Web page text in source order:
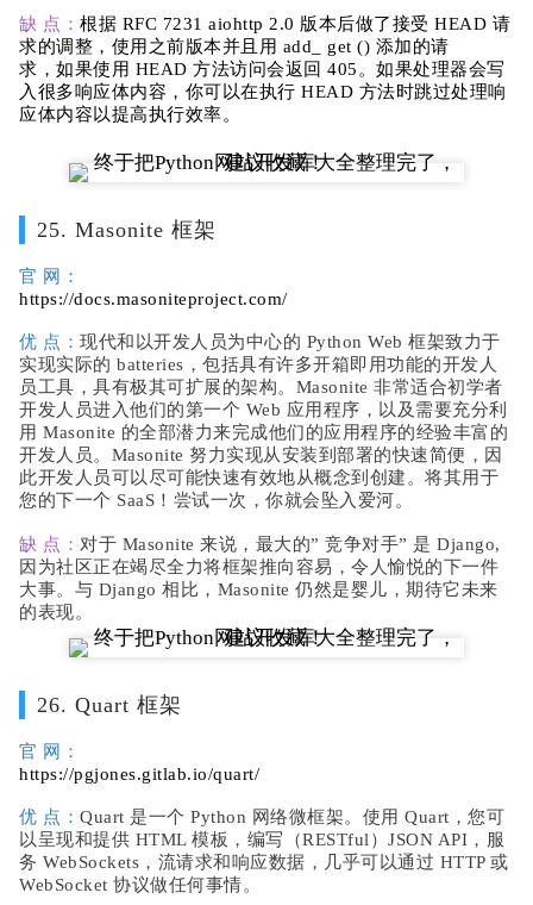
缺 点： 根据 RFC 7231 aiohttp 2.0 版本后做了接受 HEAD 请
求的调整，使用之前版本并且用 add_ get () 添加的请
求，如果使用 HEAD 方法访问会返回 405。如果处理器会写
入很多响应体内容，你可以在执行 HEAD 方法时跳过处理响
应体内容以提高执行效率。
25. Masonite 框架
官 网：
https://docs.masoniteproject.com/
优 点： 现代和以开发人员为中心的 Python Web 框架致力于
实现实际的 batteries，包括具有许多开箱即用功能的开发人
员工具，具有极其可扩展的架构。Masonite 非常适合初学者
开发人员进入他们的第一个 Web 应用程序，以及需要充分利
用 Masonite 的全部潜力来完成他们的应用程序的经验丰富的
开发人员。Masonite 努力实现从安装到部署的快速简便，因
此开发人员可以尽可能快速有效地从概念到创建。将其用于
您的下一个 SaaS！尝试一次，你就会坠入爱河。
缺 点： 对于 Masonite 来说，最大的” 竞争对手” 是 Django,
因为社区正在竭尽全力将框架推向容易，令人愉悦的下一件
大事。与 Django 相比，Masonite 仍然是婴儿，期待它未来
的表现。
26. Quart 框架
官 网：
https://pgjones.gitlab.io/quart/
优 点： Quart 是一个 Python 网络微框架。使用 Quart，您可
以呈现和提供 HTML 模板，编写（RESTful）JSON API，服
务 WebSockets，流请求和响应数据，几乎可以通过 HTTP 或
WebSocket 协议做任何事情。